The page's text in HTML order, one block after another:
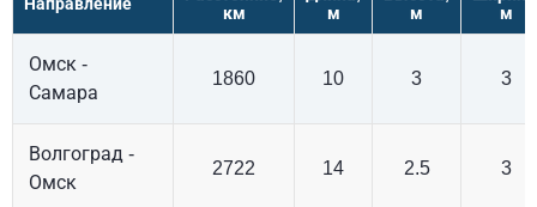
Направление
км
м
м
м
Омск -
Самара
1860 10 3 3
Волгоград -
Омск
2722 14 2.5 3